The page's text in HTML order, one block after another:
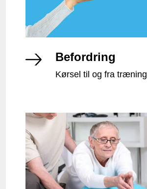
Befordring
Kørsel til og fra træning